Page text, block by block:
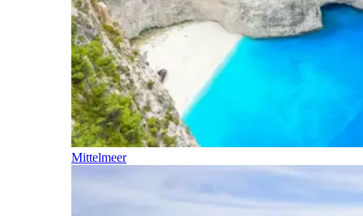
Mittelmeer